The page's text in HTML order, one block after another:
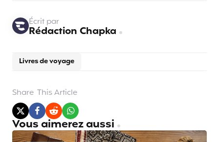
Livres de voyage
Écrit par
Rédaction Chapka
Share This Article
Vous aimerez aussi